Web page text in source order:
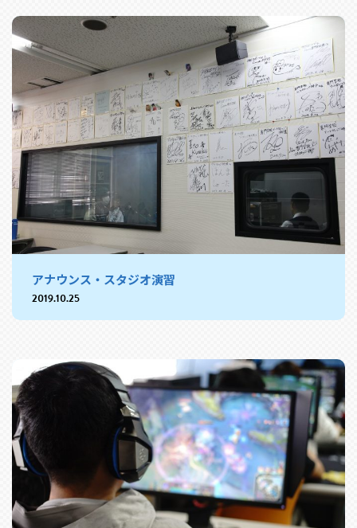
アナウンス・スタジオ演習
2019.10.25